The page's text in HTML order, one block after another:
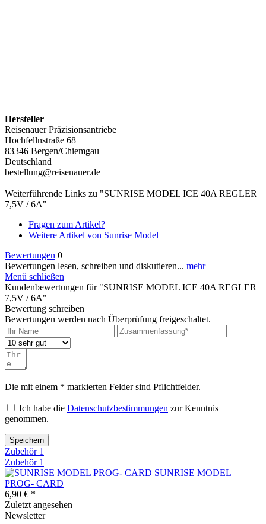
Hersteller
Reisenauer Präzisionsantriebe
Hochfellnstraße 68
83346 Bergen/Chiemgau
Deutschland
bestellung@reisenauer.de
Weiterführende Links zu "SUNRISE MODEL ICE 40A REGLER
7,5V / 6A"
Fragen zum Artikel?
Weitere Artikel von Sunrise Model
Bewertungen 0
Bewertungen lesen, schreiben und diskutieren... mehr
Menü schließen
Kundenbewertungen für "SUNRISE MODEL ICE 40A REGLER
7,5V / 6A"
Bewertung schreiben
Bewertungen werden nach Überprüfung freigeschaltet.
Die mit einem * markierten Felder sind Pflichtfelder.
Ich habe die Datenschutzbestimmungen zur Kenntnis
genommen.
Speichern
Zubehör 1
Zubehör 1
SUNRISE MODEL
PROG- CARD
6,90 € *
Zuletzt angesehen
Newsletter